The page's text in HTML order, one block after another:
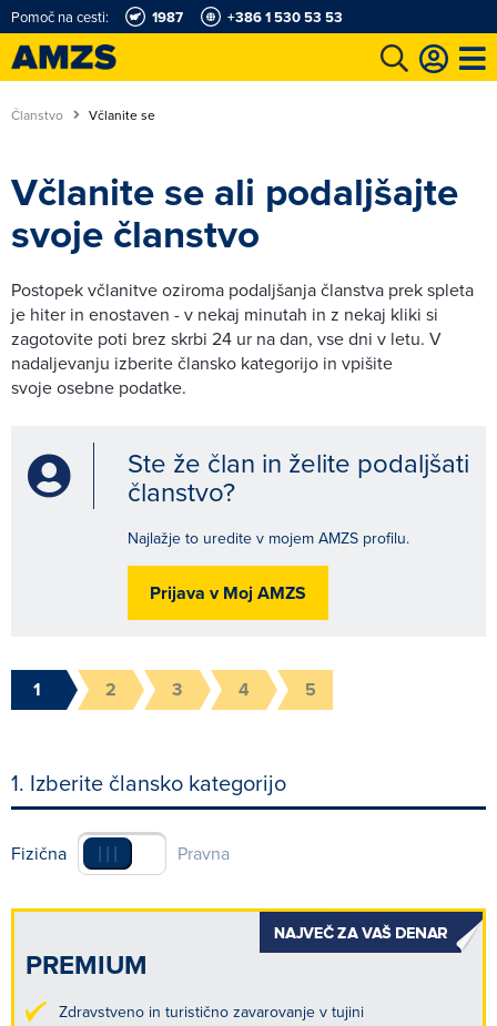
Pomoč na cesti: 1987 +386 1 530 53 53
Članstvo Včlanite se
Karting in motošportni center
Včlanite se ali podaljšajte
svoje članstvo
Postopek včlanitve oziroma podaljšanja članstva prek spleta
je hiter in enostaven - v nekaj minutah in z nekaj kliki si
zagotovite poti brez skrbi 24 ur na dan, vse dni v letu. V
nadaljevanju izberite člansko kategorijo in vpišite
svoje osebne podatke.
Ste že član in želite podaljšati
članstvo?
Najlažje to uredite v mojem AMZS profilu.
Prijava v Moj AMZS
1
kategorije
2
podatkov
3
načina
plačila
4
vloge
5
1. Izberite člansko kategorijo
Fizična ||| Pravna
PREMIUM
Zdravstveno in turistično zavarovanje v tujini